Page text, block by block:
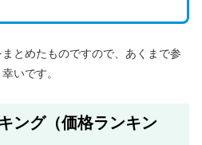
とめたものですので、あくまで参
いです。
ング（価格ランキン